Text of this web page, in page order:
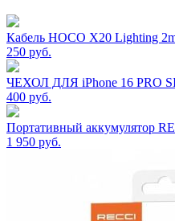
Кабель HOCO X20 Lighting
250 руб.
ЧЕХОЛ ДЛЯ iPhone 16 PRO
400 руб.
Портативный аккумулятор
1 950 руб.